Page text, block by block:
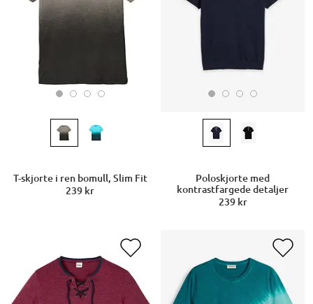
T-skjorte i ren bomull, Slim Fit
239 kr
Poloskjorte med
kontrastfargede detaljer
239 kr